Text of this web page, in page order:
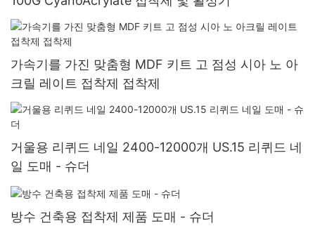
가속기를 가진 맞춤형 MDF 키트 고 점성 시아 노 아
크릴 레이트 접착제 접착제
거울용 리퀴드 네일 2400-12000개 US.15 리퀴드 네
일 도매 - 슈더
방수 건축용 접착제 제품 도매 - 슈더